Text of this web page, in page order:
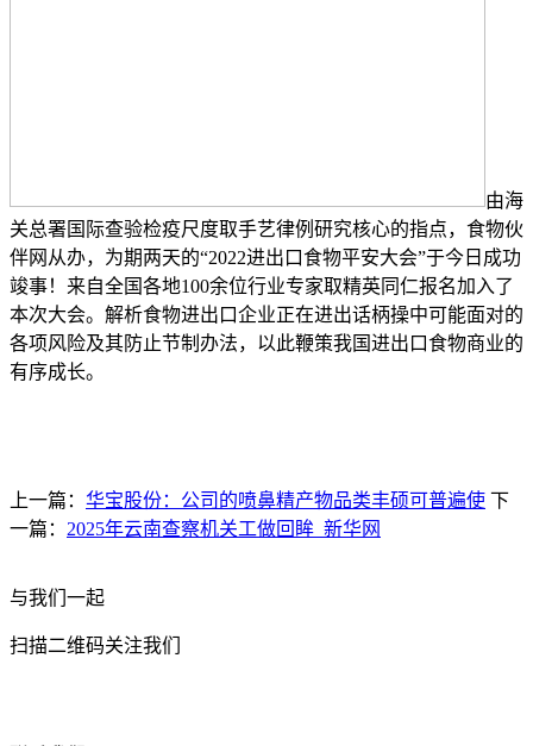
由海
关总署国际查验检疫尺度取手艺律例研究核心的指点，食物伙
伴网从办，为期两天的“2022进出口食物平安大会”于今日成功
竣事！来自全国各地100余位行业专家取精英同仁报名加入了
本次大会。解析食物进出口企业正在进出话柄操中可能面对的
各项风险及其防止节制办法，以此鞭策我国进出口食物商业的
有序成长。
上一篇： 华宝股份：公司的喷鼻精产物品类丰硕可普遍使 下
一篇： 2025年云南查察机关工做回眸_新华网
与我们一起
扫描二维码关注我们